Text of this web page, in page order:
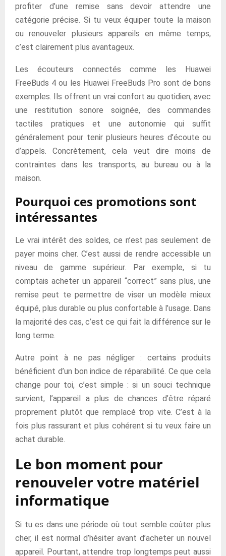
profiter d’une remise sans devoir attendre une
catégorie précise. Si tu veux équiper toute la maison
ou renouveler plusieurs appareils en même temps,
c’est clairement plus avantageux.
Les écouteurs connectés comme les Huawei
FreeBuds 4 ou les Huawei FreeBuds Pro sont de bons
exemples. Ils offrent un vrai confort au quotidien, avec
une restitution sonore soignée, des commandes
tactiles pratiques et une autonomie qui suffit
généralement pour tenir plusieurs heures d’écoute ou
d’appels. Concrètement, cela veut dire moins de
contraintes dans les transports, au bureau ou à la
maison.
Pourquoi ces promotions sont
intéressantes
Le vrai intérêt des soldes, ce n’est pas seulement de
payer moins cher. C’est aussi de rendre accessible un
niveau de gamme supérieur. Par exemple, si tu
comptais acheter un appareil “correct” sans plus, une
remise peut te permettre de viser un modèle mieux
équipé, plus durable ou plus confortable à l’usage. Dans
la majorité des cas, c’est ce qui fait la différence sur le
long terme.
Autre point à ne pas négliger : certains produits
bénéficient d’un bon indice de réparabilité. Ce que cela
change pour toi, c’est simple : si un souci technique
survient, l’appareil a plus de chances d’être réparé
proprement plutôt que remplacé trop vite. C’est à la
fois plus rassurant et plus cohérent si tu veux faire un
achat durable.
Le bon moment pour
renouveler votre matériel
informatique
Si tu es dans une période où tout semble coûter plus
cher, il est normal d’hésiter avant d’acheter un nouvel
appareil. Pourtant, attendre trop longtemps peut aussi